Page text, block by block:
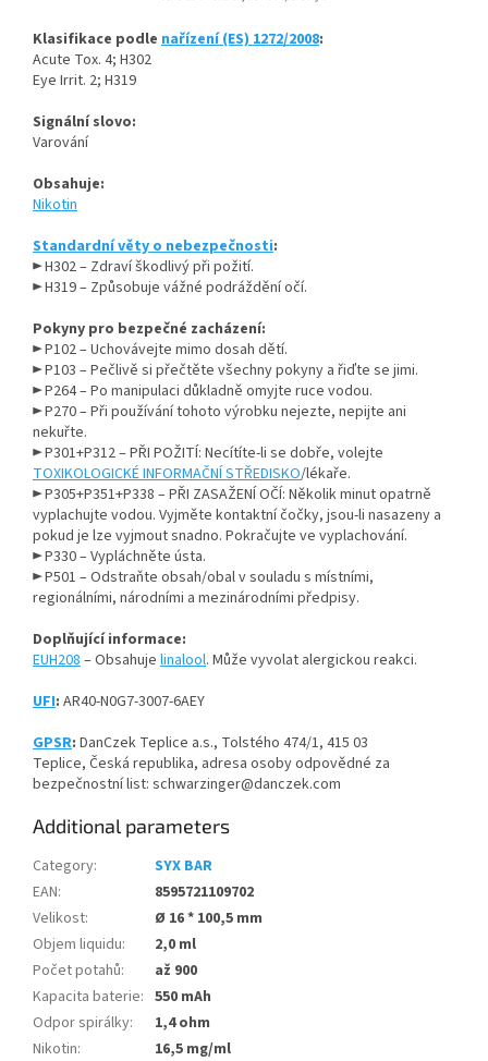
Klasifikace podle nařízení (ES) 1272/2008:
Acute Tox. 4; H302
Eye Irrit. 2; H319
Signální slovo:
Varování
Obsahuje:
Nikotin
Standardní věty o nebezpečnosti:
► H302 – Zdraví škodlivý při požití.
► H319 – Způsobuje vážné podráždění očí.
Pokyny pro bezpečné zacházení:
► P102 – Uchovávejte mimo dosah dětí.
► P103 – Pečlivě si přečtěte všechny pokyny a řiďte se jimi.
► P264 – Po manipulaci důkladně omyjte ruce vodou.
► P270 – Při používání tohoto výrobku nejezte, nepijte ani
nekuřte.
► P301+P312 – PŘI POŽITÍ: Necítíte-li se dobře, volejte
TOXIKOLOGICKÉ INFORMAČNÍ STŘEDISKO/lékaře.
► P305+P351+P338 – PŘI ZASAŽENÍ OČÍ: Několik minut opatrně
vyplachujte vodou. Vyjměte kontaktní čočky, jsou-li nasazeny a
pokud je lze vyjmout snadno. Pokračujte ve vyplachování.
► P330 – Vypláchněte ústa.
► P501 – Odstraňte obsah/obal v souladu s místními,
regionálními, národními a mezinárodními předpisy.
Doplňující informace:
EUH208 – Obsahuje linalool. Může vyvolat alergickou reakci.
UFI: AR40-N0G7-3007-6AEY
GPSR: DanCzek Teplice a.s., Tolstého 474/1, 415 03
Teplice, Česká republika, adresa osoby odpovědné za
bezpečnostní list: schwarzinger@danczek.com
Additional parameters
Category:
SYX BAR
EAN:
8595721109702
Velikost:
Ø 16 * 100,5 mm
Objem liquidu:
2,0 ml
Počet potahů:
až 900
Kapacita baterie: 550 mAh
Odpor spirálky:
1,4 ohm
Nikotin:
16,5 mg/ml